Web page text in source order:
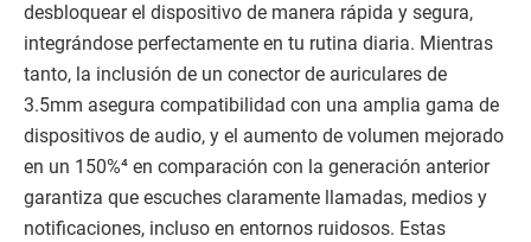
desbloquear el dispositivo de manera rápida y segura,
integrándose perfectamente en tu rutina diaria. Mientras
tanto, la inclusión de un conector de auriculares de
3.5mm asegura compatibilidad con una amplia gama de
dispositivos de audio, y el aumento de volumen mejorado
en un 150%⁴ en comparación con la generación anterior
garantiza que escuches claramente llamadas, medios y
notificaciones, incluso en entornos ruidosos. Estas